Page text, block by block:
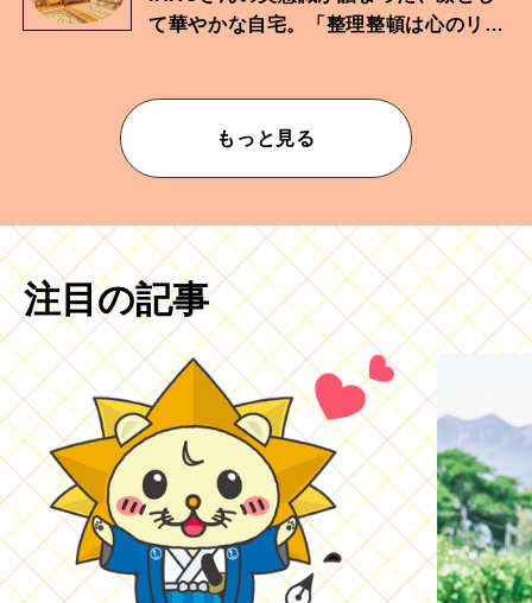
て華やかな自宅。「整理整頓は心のリズ
もっと見る
注目の記事